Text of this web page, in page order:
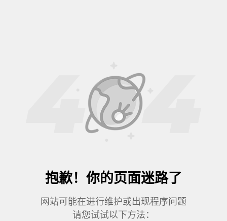
抱歉！你的页面迷路了
网站可能在进行维护或出现程序问题
请您试试以下方法：